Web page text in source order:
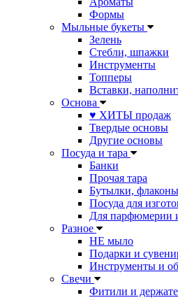
Формы
Мыльные букеты
Зелень
Стебли, шпажки
Инструменты
Топперы
Вставки,
Основа
♥ ХИТЫ продаж
Твердые основы
Другие основы
Посуда и тара
Банки
Прочая тара
Бутылки, флаконы
Посуда для
Для парфюмерии
Разное
НЕ мыло
Подарки и
Инструменты и
Свечи
Фитили и